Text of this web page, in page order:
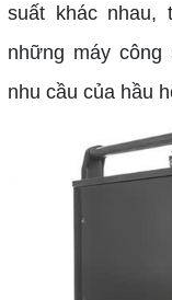
suất khác nhau,
những máy
nhu cầu của hầu